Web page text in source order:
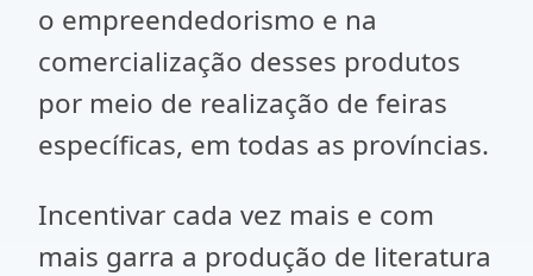
o empreendedorismo e na
comercialização desses produtos
por meio de realização de feiras
específicas, em todas as províncias.
Incentivar cada vez mais e com
mais garra a produção de literatura